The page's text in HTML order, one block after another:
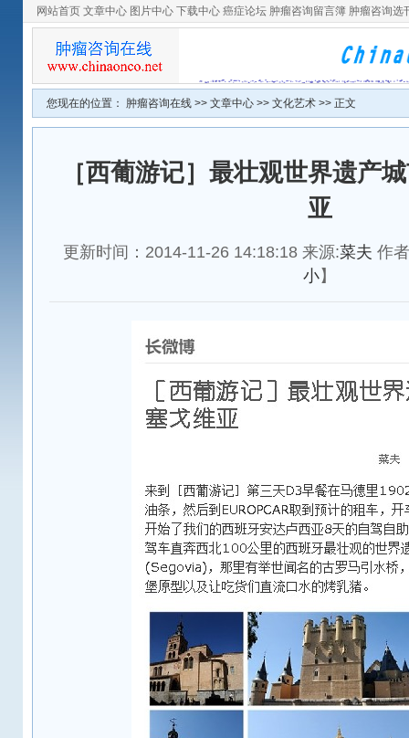
网站首页 文章中心 图片中心 下载中心 癌症论坛 肿瘤咨询留言簿 肿瘤咨询选
您现在的位置： 肿瘤咨询在线 >> 文章中心 >> 文化艺术 >> 正文
［西葡游记］最壮观世界遗产
亚
更新时间：2014-11-26 14:18:18 来源:菜夫 作
小】